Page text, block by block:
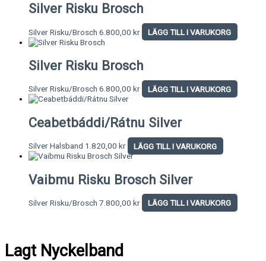
Silver Risku Brosch
Silver Risku/Brosch 6.800,00 kr LÄGG TILL I VARUKORG
Silver Risku Brosch
Silver Risku/Brosch 6.800,00 kr LÄGG TILL I VARUKORG
Ceabetbáddi/Rátnu Silver
Silver Halsband 1.820,00 kr LÄGG TILL I VARUKORG
Vaibmu Risku Brosch Silver
Silver Risku/Brosch 7.800,00 kr LÄGG TILL I VARUKORG
Lagt Nyckelband